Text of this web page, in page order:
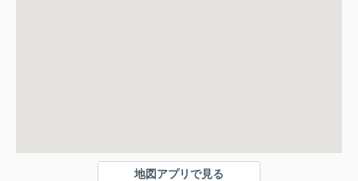
地図アプリで見る